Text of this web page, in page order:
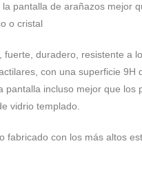
la pantalla de arañazos mejor
o cristal
fuerte, duradero, resistente a
con una superficie 9H
pantalla incluso mejor que los
vidrio templado.
fabricado con los más altos